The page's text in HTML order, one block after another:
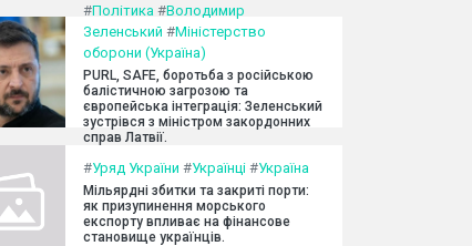
#Політика #Володимир
Зеленський #Міністерство
оборони (Україна)
PURL, SAFE, боротьба з російською
балістичною загрозою та
європейська інтеграція: Зеленський
зустрівся з міністром закордонних
справ Латвії.
#Уряд України #Українці #Україна
Мільярдні збитки та закриті порти:
як призупинення морського
експорту впливає на фінансове
становище українців.